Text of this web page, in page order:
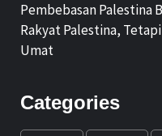
Pembebasan Palestina
Rakyat Palestina,
Umat
Categories